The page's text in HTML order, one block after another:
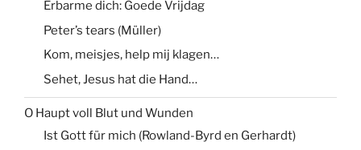
Erbarme dich: Goede Vrijdag
Peter’s tears (Müller)
Kom, meisjes, help mij klagen…
Sehet, Jesus hat die Hand…
O Haupt voll Blut und Wunden
Ist Gott für mich (Rowland-Byrd en Gerhardt)